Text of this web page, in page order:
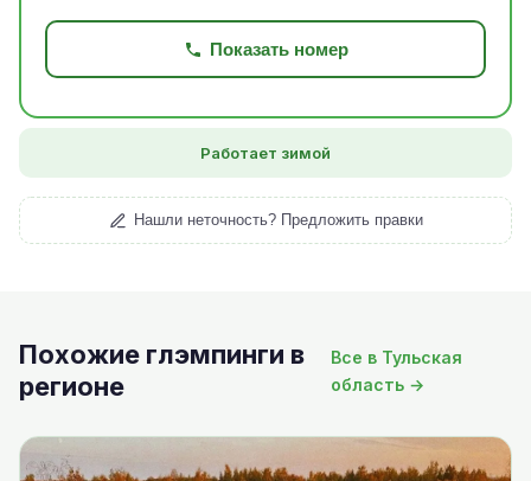
Показать номер
Работает зимой
Нашли неточность? Предложить правки
Похожие глэмпинги в
регионе
Все в Тульская
область →